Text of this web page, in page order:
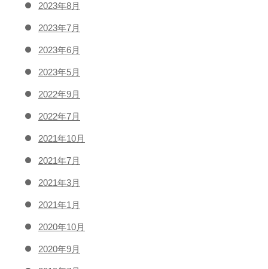
2023年8月
2023年7月
2023年6月
2023年5月
2022年9月
2022年7月
2021年10月
2021年7月
2021年3月
2021年1月
2020年10月
2020年9月